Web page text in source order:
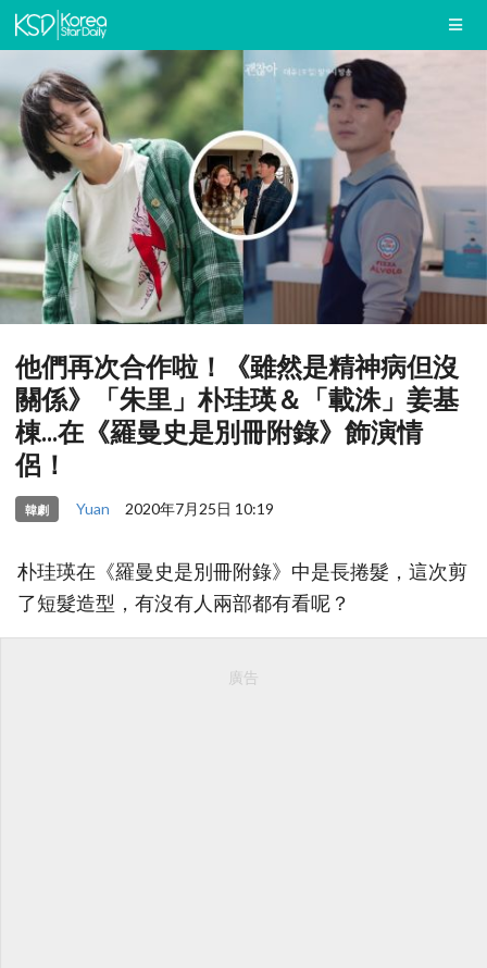
他們再次合作啦！《雖然是精神病但沒
關係》「朱里」朴珪瑛＆「載洙」姜基
棟...在《羅曼史是別冊附錄》飾演情
侶！
韓劇 Yuan 2020年7月25日 10:19
朴珪瑛在《羅曼史是別冊附錄》中是長捲髮，這次剪
了短髮造型，有沒有人兩部都有看呢？
廣告